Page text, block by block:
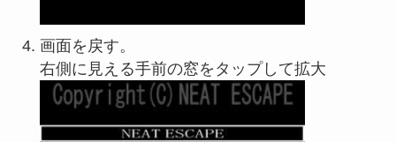
画面を戻す。
右側に見える手前の窓をタップして拡大